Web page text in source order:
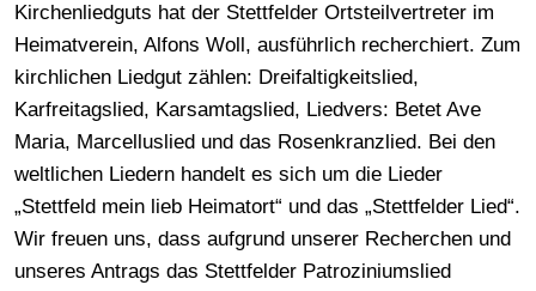
Kirchenliedguts hat der Stettfelder Ortsteilvertreter im
Heimatverein, Alfons Woll, ausführlich recherchiert. Zum
kirchlichen Liedgut zählen: Dreifaltigkeitslied,
Karfreitagslied, Karsamtagslied, Liedvers: Betet Ave
Maria, Marcelluslied und das Rosenkranzlied. Bei den
weltlichen Liedern handelt es sich um die Lieder
„Stettfeld mein lieb Heimatort“ und das „Stettfelder Lied“.
Wir freuen uns, dass aufgrund unserer Recherchen und
unseres Antrags das Stettfelder Patroziniumslied